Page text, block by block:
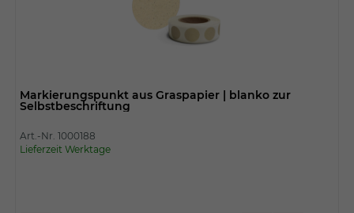
Markierungspunkt aus Graspapier | blanko zur
Selbstbeschriftung
Art.-Nr. 1000188
Lieferzeit Werktage
der Webseite anmeldet. Dient zum
festhalten des Login Status.